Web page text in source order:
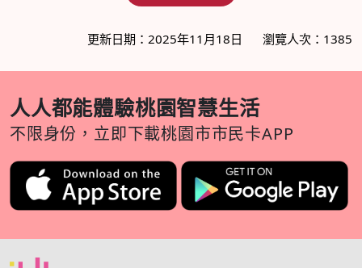
更新日期：2025年11月18日 瀏覽人次：1385
人人都能體驗桃園智慧生活
不限身份，立即下載桃園市市民卡APP